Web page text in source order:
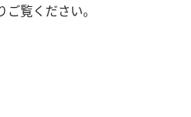
覧ください。